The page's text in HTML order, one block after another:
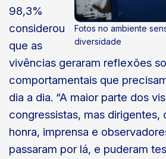
Fotos no ambiente
diversidade
98,3%
considerou
que as
vivências geraram reflexões
comportamentais que
dia a dia. “A maior parte dos
congressistas, mas dirigentes,
honra, imprensa e
passaram por lá, e puderam